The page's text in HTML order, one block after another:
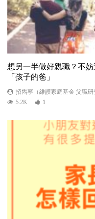
想另一半做好親職？不
「孩子的爸」
招雋寧（維護家庭基金 父職研
5.2K
1